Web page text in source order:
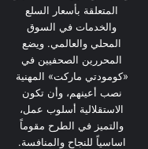
المتعلقة بأسعار السلع
والخدمات في السوق
المحلي والعالمي. ويضع
المحررين الصحفيين في
«كومودتي ماركت» المهنية
نصب أعينهم، وأن تكون
الاستقلالية أسلوب عمل،
والتميز في الطرح مقوماً
اساسياً للنجاح والمنافسة.